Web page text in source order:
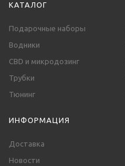
КАТАЛОГ
Подарочные наборы
Водники
CBD и микродозинг
Трубки
Тюнинг
ИНФОРМАЦИЯ
Доставка
Новости